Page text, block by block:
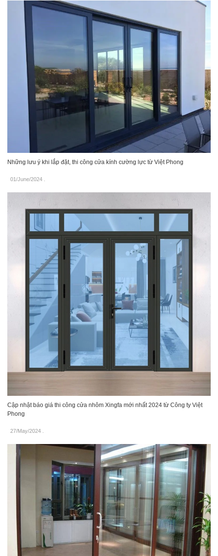
Những lưu ý khi lắp đặt, thi công cửa kính cường lực từ Việt Phong
01/June/2024
Cập nhật báo giá thi công cửa nhôm Xingfa mới nhất 2024 từ Công ty Việt
Phong
27/May/2024